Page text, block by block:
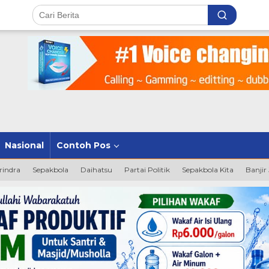
Nasional Contoh Pos
Sepakbola Daihatsu Partai Politik Sepakbola Kita Banjir